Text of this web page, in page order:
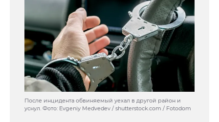
После инцидента обвиняемый уехал в другой район и
уснул. Фото: Evgeniy Medvedev / shutterstock.com / Fotodom